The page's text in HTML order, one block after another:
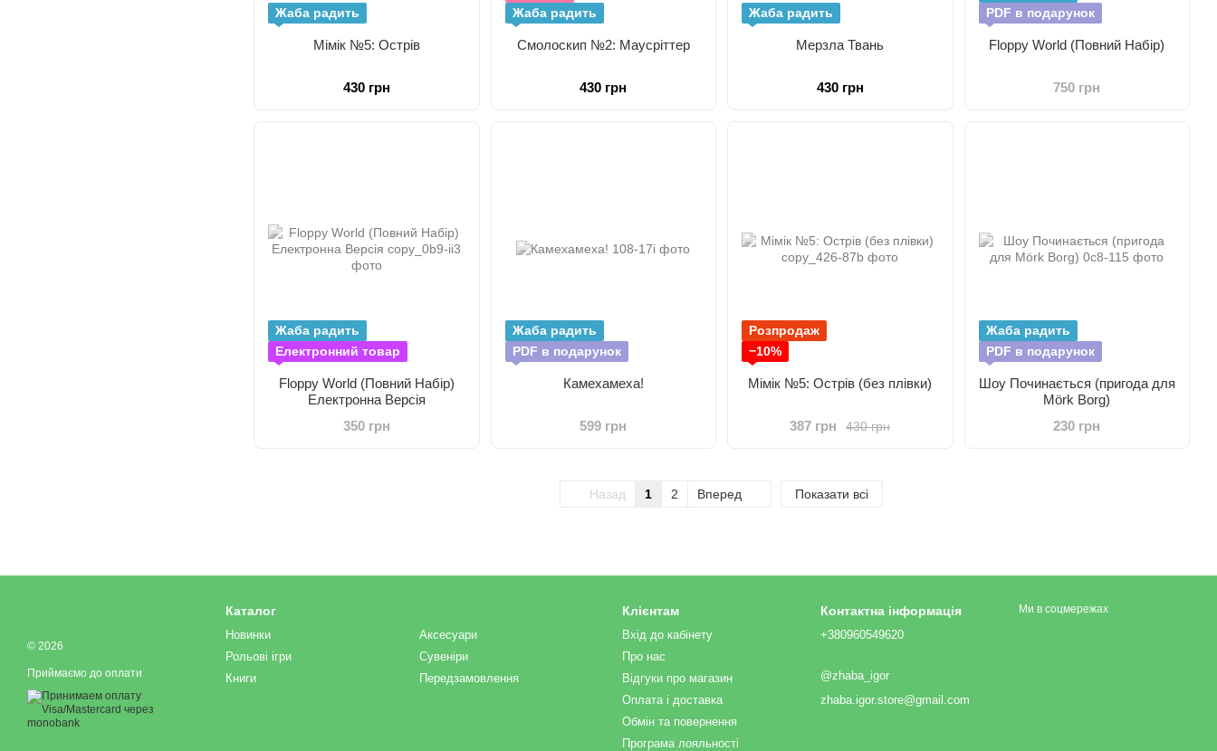
Жаба радить
Мімік №5: Острів
430 грн
Жаба радить
Смолоскип №2: Маусріттер
430 грн
Жаба радить
Мерзла Твань
430 грн
PDF в подарунок
Floppy World (Повний Набір)
750 грн
Жаба радить
Електронний товар
Floppy World (Повний Набір)
Електронна Версія
350 грн
Жаба радить
PDF в подарунок
Камехамеха!
599 грн
Розпродаж
−10%
Мімік №5: Острів (без плівки)
430 грн
387 грн
Жаба радить
PDF в подарунок
Шоу Починається (пригода для
Mörk Borg)
230 грн
Назад 1 2 Вперед Показати всі
© 2026
Приймаємо до оплати
Каталог
Новинки
Рольові ігри
Книги
Аксесуари
Сувеніри
Передзамовлення
Клієнтам
Вхід до кабінету
Про нас
Відгуки про магазин
Оплата і доставка
Обмін та повернення
Програма лояльності
Контактна інформація
+380960549620
@zhaba_igor
zhaba.igor.store@gmail.com
Ми в соцмережах